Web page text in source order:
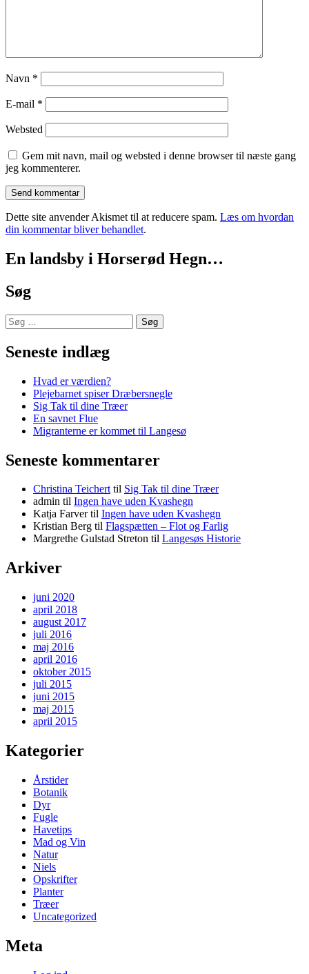
Navn *
E-mail *
Websted
Gem mit navn, mail og websted i denne browser til næste gang
jeg kommenterer.
Dette site anvender Akismet til at reducere spam. Læs om hvordan
din kommentar bliver behandlet.
En landsby i Horserød Hegn…
Søg
Søg
efter:
Seneste indlæg
Hvad er værdien?
Plejebarnet spiser Dræbersnegle
Sig Tak til dine Træer
En savnet Flue
Migranterne er kommet til Langesø
Seneste kommentarer
Christina Teicherttil Sig Tak til dine Træer
admin til Ingen have uden Kvashegn
Katja Farvertil Ingen have uden Kvashegn
Kristian Berg til Flagspætten – Flot og Farlig
Margrethe Gulstad Streton til Langesøs Historie
Arkiver
juni 2020
april 2018
august 2017
juli 2016
maj 2016
april 2016
oktober 2015
juli 2015
juni 2015
maj 2015
april 2015
Kategorier
Årstider
Botanik
Dyr
Fugle
Havetips
Mad og Vin
Natur
Niels
Opskrifter
Planter
Træer
Uncategorized
Meta